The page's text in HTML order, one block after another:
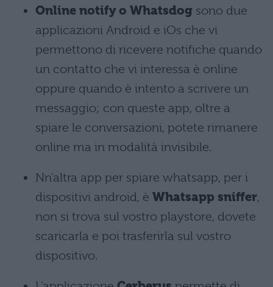
Online notify o Whatsdog sono due
applicazioni Android e iOs che vi
permettono di ricevere notifiche quando
un contatto che vi interessa è online
oppure quando è intento a scrivere un
messaggio; con queste app, oltre a
spiare le conversazioni, potete rimanere
online ma in modalità invisibile.
Nn'altra app per spiare whatsapp, per i
dispositivi android, è Whatsapp sniffer,
non si trova sul vostro playstore, dovete
scaricarla e poi trasferirla sul vostro
dispositivo.